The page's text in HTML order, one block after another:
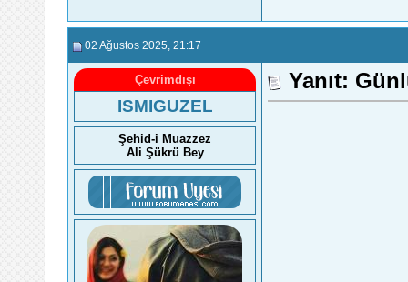
02 Ağustos 2025 , 21:17
Çevrimdışı
ISMIGUZEL
Şehid-i Muazzez
Ali Şükrü Bey
Yanıt: